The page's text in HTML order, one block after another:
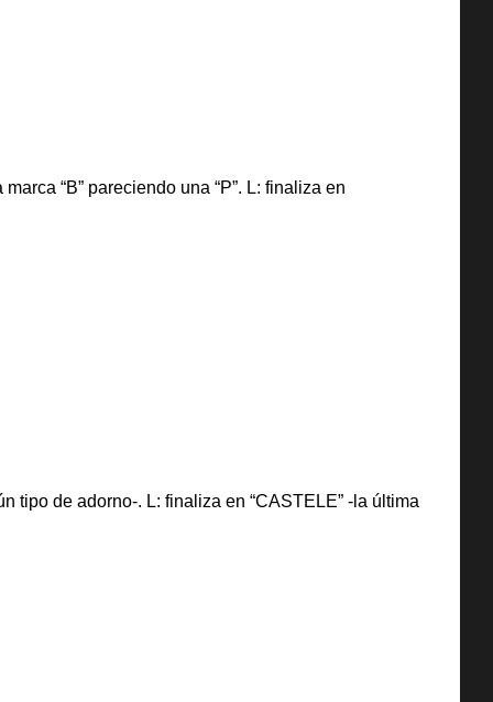
“B” pareciendo una “P”. L: finaliza en
tipo de adorno-. L: finaliza en “CASTELE” -la última